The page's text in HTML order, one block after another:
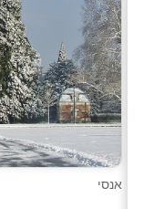
אנסי